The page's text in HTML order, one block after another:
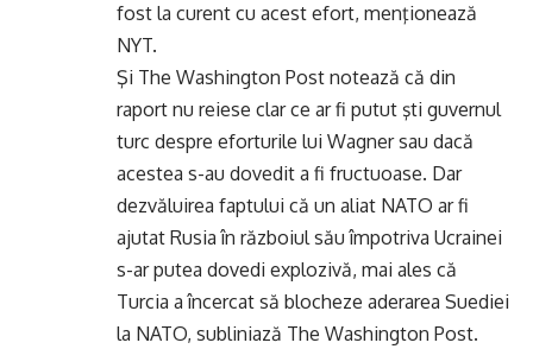
fost la curent cu acest efort, menţionează
NYT.
Şi The Washington Post notează că din
raport nu reiese clar ce ar fi putut şti guvernul
turc despre eforturile lui Wagner sau dacă
acestea s-au dovedit a fi fructuoase. Dar
dezvăluirea faptului că un aliat NATO ar fi
ajutat Rusia în războiul său împotriva Ucrainei
s-ar putea dovedi explozivă, mai ales că
Turcia a încercat să blocheze aderarea Suediei
la NATO, subliniază The Washington Post.